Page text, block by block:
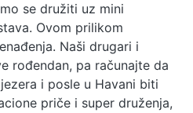
se družiti uz mini
Ovom prilikom
Naši drugari i
rođendan, pa računajte da
i posle u Havani biti
priče i super druženja,